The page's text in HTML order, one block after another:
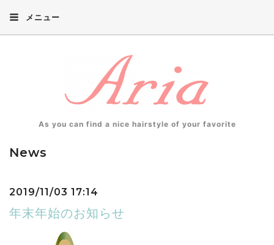
メニュー
As you can find a nice hairstyle of your favorite
News
2019/11/03 17:14
年末年始のお知らせ